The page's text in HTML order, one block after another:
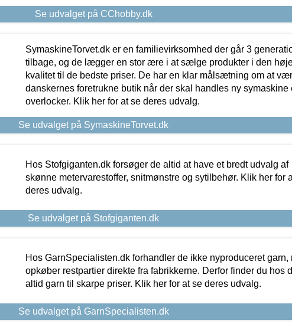
Se udvalget på CChobby.dk
SymaskineTorvet.dk er en familievirksomhed der går 3
tilbage, og de lægger en stor ære i at sælge produkter i den
kvalitet til de bedste priser. De har en klar målsætning om at
danskernes foretrukne butik når der skal handles ny symaskine
overlocker. Klik her for at se deres udvalg.
Se udvalget på SymaskineTorvet.dk
Hos Stofgiganten.dk forsøger de altid at have et bredt udvalg af
skønne metervarestoffer, snitmønstre og sytilbehør. Klik her for
deres udvalg.
Se udvalget på Stofgiganten.dk
Hos GarnSpecialisten.dk forhandler de ikke nyproduceret garn,
opkøber restpartier direkte fra fabrikkerne. Derfor finder du hos
altid garn til skarpe priser. Klik her for at se deres udvalg.
Se udvalget på GarnSpecialisten.dk